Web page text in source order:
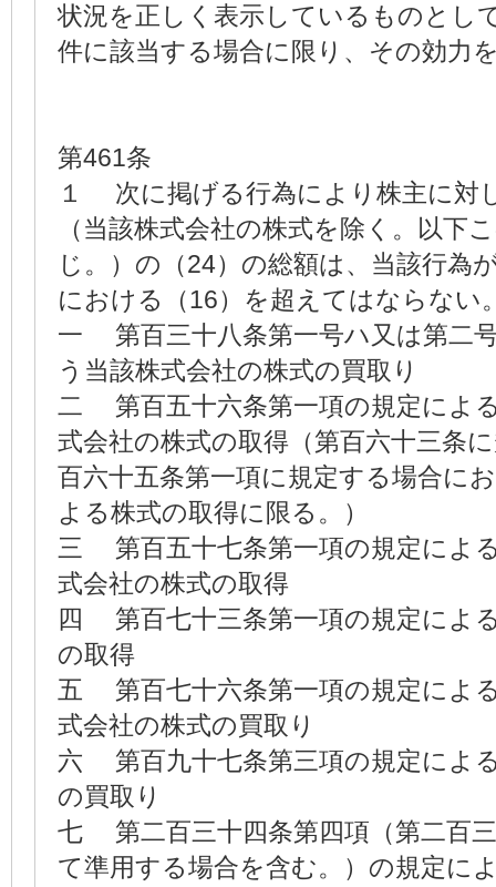
状況を正しく表示しているものとし
件に該当する場合に限り、その効力
第461条
１ 次に掲げる行為により株主に対
（当該株式会社の株式を除く。以下
じ。）の（24）の総額は、当該行為
における（16）を超えてはならない
一 第百三十八条第一号ハ又は第二
う当該株式会社の株式の買取り
二 第百五十六条第一項の規定によ
式会社の株式の取得（第百六十三条
百六十五条第一項に規定する場合に
よる株式の取得に限る。）
三 第百五十七条第一項の規定によ
式会社の株式の取得
四 第百七十三条第一項の規定によ
の取得
五 第百七十六条第一項の規定によ
式会社の株式の買取り
六 第百九十七条第三項の規定によ
の買取り
七 第二百三十四条第四項（第二百
て準用する場合を含む。）の規定に